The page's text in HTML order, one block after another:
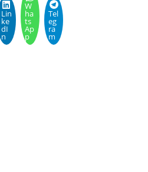
Lin
ke
dI
n
W
ha
ts
Ap
p
Tel
eg
ra
m